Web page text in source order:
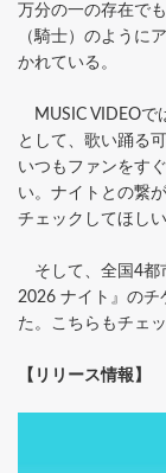
万分の一の存在で
（騎士）のように
かれている。
MUSIC VIDEOで
として、歌い踊る
いつもファンをす
い。ナイトとの繋
チェックしてほしい
そして、全国4都
2026 ナイト』のチ
た。こちらもチェ
【リリース情報】